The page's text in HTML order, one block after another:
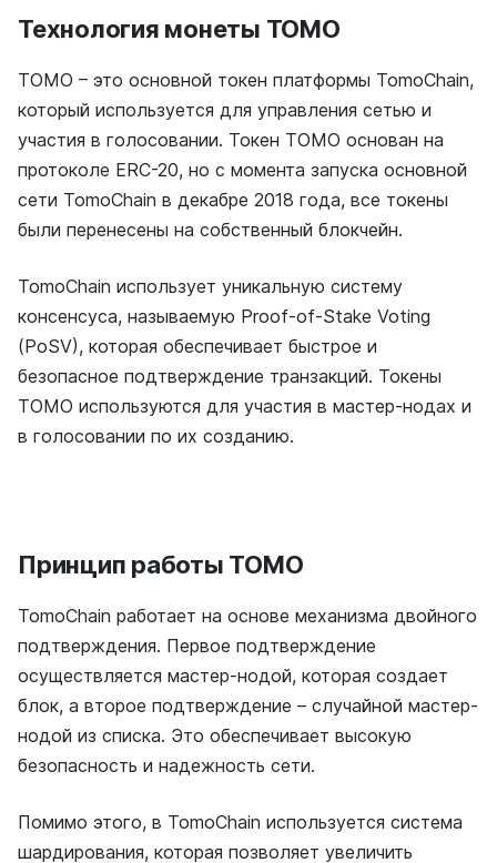
Технология монеты TOMO
TOMO – это основной токен платформы TomoChain,
который используется для управления сетью и
участия в голосовании. Токен TOMO основан на
протоколе ERC-20, но с момента запуска основной
сети TomoChain в декабре 2018 года, все токены
были перенесены на собственный блокчейн.
TomoChain использует уникальную систему
консенсуса, называемую Proof-of-Stake Voting
(PoSV), которая обеспечивает быстрое и
безопасное подтверждение транзакций. Токены
TOMO используются для участия в мастер-нодах и
в голосовании по их созданию.
Принцип работы TOMO
TomoChain работает на основе механизма двойного
подтверждения. Первое подтверждение
осуществляется мастер-нодой, которая создает
блок, а второе подтверждение – случайной мастер-
нодой из списка. Это обеспечивает высокую
безопасность и надежность сети.
Помимо этого, в TomoChain используется система
шардирования, которая позволяет увеличить